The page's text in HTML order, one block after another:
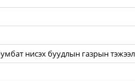
нисэх буудлын газрын